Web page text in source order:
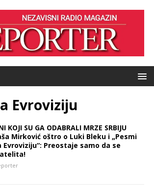
Evroviziju
KOJI SU GA ODABRALI MRZE SRBIJU
Mirković oštro o Luki Bleku i „Pesmi
Evroviziju“: Preostaje samo da se